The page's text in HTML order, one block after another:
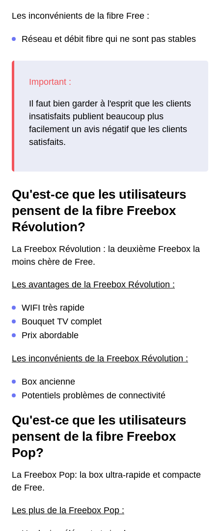
Les inconvénients de la fibre Free :
Réseau et débit fibre qui ne sont pas stables
Il faut bien garder à l'esprit que les clients
insatisfaits publient beaucoup plus
facilement un avis négatif que les clients
satisfaits.
Qu'est-ce que les utilisateurs
pensent de la fibre Freebox
Révolution?
La Freebox Révolution : la deuxième Freebox la
moins chère de Free.
Les avantages de la Freebox Révolution :
WIFI très rapide
Bouquet TV complet
Prix abordable
Les inconvénients de la Freebox Révolution :
Box ancienne
Potentiels problèmes de connectivité
Qu'est-ce que les utilisateurs
pensent de la fibre Freebox
Pop?
La Freebox Pop: la box ultra-rapide et compacte
de Free.
Les plus de la Freebox Pop :